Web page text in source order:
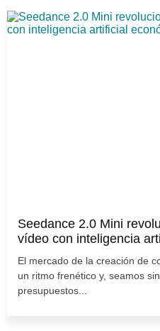
Seedance 2.0 Mini
vídeo con inteligencia
El mercado de la creación de
un ritmo frenético y, seamos
presupuestos...